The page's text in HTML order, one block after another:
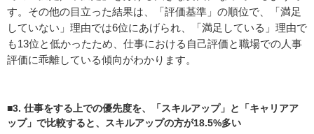
す。その他の目立った結果は、「評価基準」の順位で、「満足
していない」理由では6位にあげられ、「満足している」理由で
も13位と低かったため、仕事における自己評価と職場での人事
評価に乖離している傾向がわかります。
■3. 仕事をする上での優先度を、「スキルアップ」と「キャリアア
ップ」で比較すると、スキルアップの方が18.5%多い